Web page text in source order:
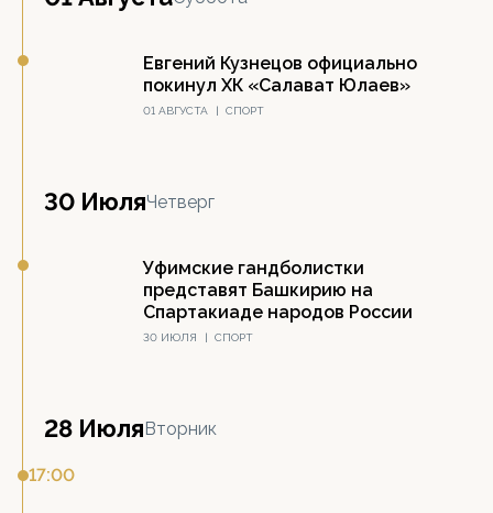
Евгений Кузнецов официально
покинул ХК «Салават Юлаев»
01 АВГУСТА | СПОРТ
30 ИюляЧетверг
Уфимские гандболистки
представят Башкирию на
Спартакиаде народов России
30 ИЮЛЯ | СПОРТ
28 ИюляВторник
17:00